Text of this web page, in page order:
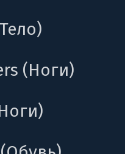
(Ноги)